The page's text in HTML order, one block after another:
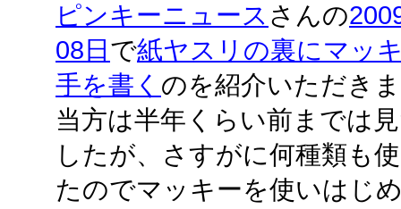
ピンキーニュース さんの
08日 で紙ヤスリの裏にマッ
手を書く のを紹介いただき
当方は半年くらい前までは
したが、さすがに何種類も
たのでマッキーを使いはじ